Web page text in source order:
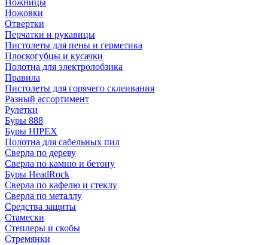
Ножницы
Ножовки
Отвертки
Перчатки и рукавицы
Пистолеты для пены и герметика
Плоскогубцы и кусачки
Полотна для электролобзика
Правила
Пистолеты для горячего склеивания
Разный ассортимент
Рулетки
Буры 888
Буры HIPEX
Полотна для сабельных пил
Сверла по дереву
Сверла по камню и бетону
Буры HeadRock
Сверла по кафелю и стеклу
Сверла по металлу
Средства защиты
Стамески
Степлеры и скобы
Стремянки